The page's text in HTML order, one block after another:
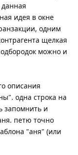
идея в окне
одним
щелкая
можно и
описания
одна строка на
запомнить и
петю точно
"аня" (или